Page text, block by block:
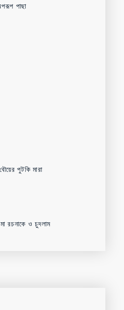
পাছা
পুটকি মারা
রচনাকে ও চুদলাম